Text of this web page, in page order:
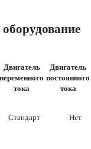
Двигатель
переменного
тока
Двигатель
постоянного
тока
Стандарт Нет